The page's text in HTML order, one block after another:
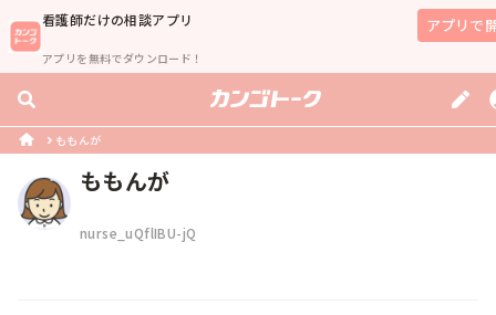
看護師だけの相談アプリ
アプリを無料でダウンロード！
アプリで
ももんが
ももんが
nurse_uQflIBU-jQ